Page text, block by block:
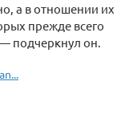
а в отношении их
прежде всего
— подчеркнул он.